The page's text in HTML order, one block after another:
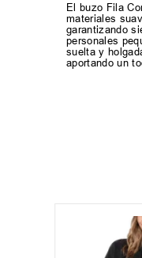
El buzo Fila
materiales
garantizando
personales
suelta y
aportando un